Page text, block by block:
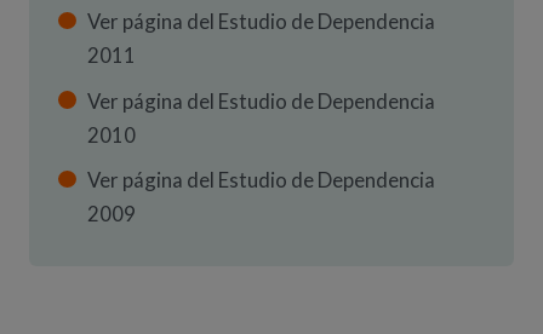
Ver página del Estudio de Dependencia
2011
Ver página del Estudio de Dependencia
2010
Ver página del Estudio de Dependencia
2009